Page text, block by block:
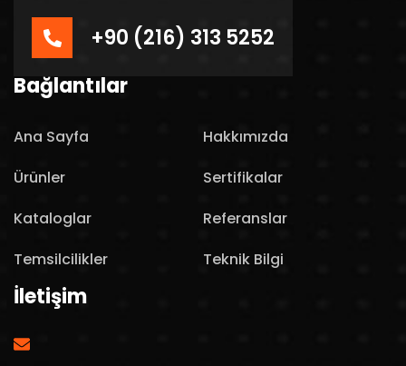
+90 (216) 313 5252
Bağlantılar
Ana Sayfa
Hakkımızda
Ürünler
Sertifikalar
Kataloglar
Referanslar
Temsilcilikler
Teknik Bilgi
İletişim